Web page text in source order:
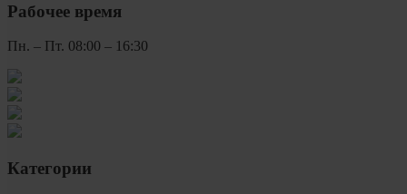
Рабочее время
Пн. – Пт. 08:00 – 16:30
Категории